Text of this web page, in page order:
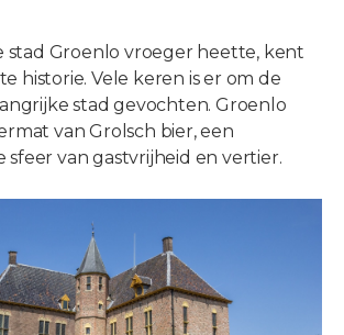
stad Groenlo vroeger heette, kent
historie. Vele keren is er om de
stad gevochten. Groenlo
van Grolsch bier, een
sfeer van gastvrijheid en vertier.